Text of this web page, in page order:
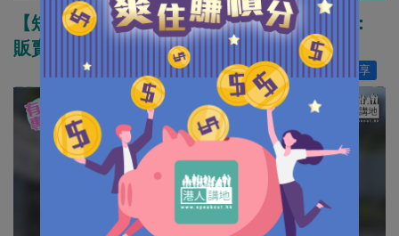
【短片】【有聲專欄】《港人講地》編輯室：
販賣悲情浪漫 害人不淺！
分享
讚好 37